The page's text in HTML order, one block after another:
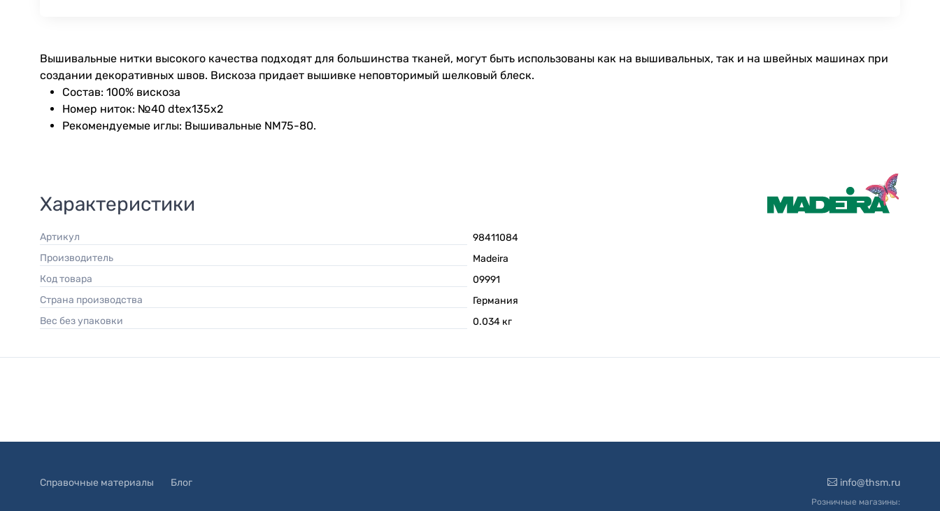
Вышивальные нитки высокого качества подходят для большинства тканей, могут быть использованы как на вышивальных, так и на швейных машинах при
создании декоративных швов. Вискоза придает вышивке неповторимый шелковый блеск.
Состав: 100% вискоза
Номер ниток: №40 dtex135x2
Рекомендуемые иглы: Вышивальные NM75-80.
Характеристики
Артикул
98411084
Производитель
Madeira
Код товара
09991
Страна производства
Германия
Вес без упаковки
0.034 кг
Справочные материалы Блог info@thsm.ru
Розничные магазины: